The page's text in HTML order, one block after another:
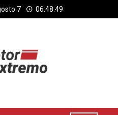
7 06:48:50